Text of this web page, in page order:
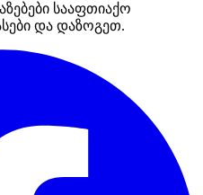
სააფთიაქო
და დაზოგეთ.